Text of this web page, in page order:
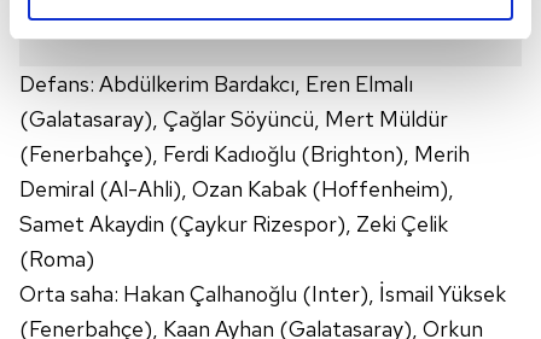
Her halükârda, kullanıcılar, bu çerezlere izin vermedikleri
takdirde, kullanıcılara hedefli reklamlar
gösterilmeyecektir."
Sizlere daha iyi bir hizmet sunabilmek için İnternet
Sitemizde kendimize ve üçüncü kişilere ait çerezler
kullanılmaktadır. Bu çerezler vasıtasıyla çeşitli kişisel
verileriniz işlenmekte olup gerekli olan çerezler bilgi
Defans: Abdülkerim Bardakcı, Eren Elmalı
(Galatasaray), Çağlar Söyüncü, Mert Müldür
(Fenerbahçe), Ferdi Kadıoğlu (Brighton), Merih
Demiral (Al-Ahli), Ozan Kabak (Hoffenheim),
Samet Akaydin (Çaykur Rizespor), Zeki Çelik
(Roma)
Orta saha: Hakan Çalhanoğlu (Inter), İsmail Yüksek
(Fenerbahçe), Kaan Ayhan (Galatasaray), Orkun